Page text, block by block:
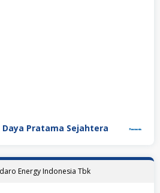
Pratama Sejahtera PT
Energy Indonesia Tbk